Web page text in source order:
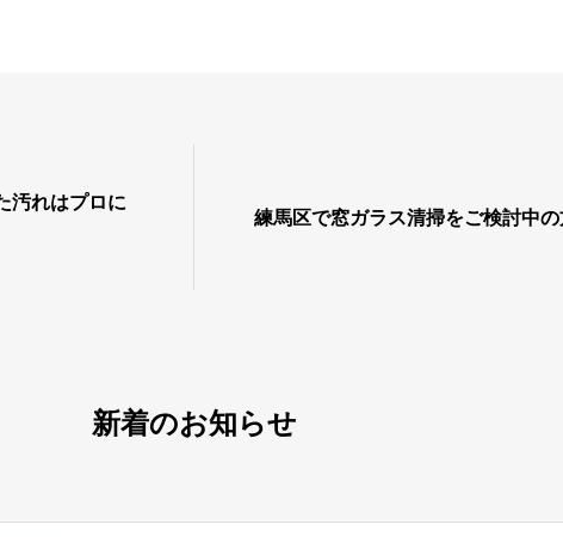
汚れはプロに
練馬区で窓ガラス清掃をご検討中
新着のお知らせ